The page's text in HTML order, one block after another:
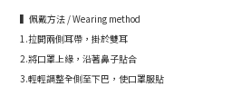
▍佩戴方法 / Wearing method
1.拉開兩側耳帶，掛於雙耳
2.將口罩上緣，沿著鼻子貼合
3.輕輕調整全側至下巴，使口罩服貼